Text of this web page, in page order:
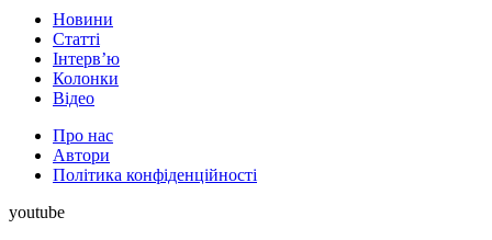
Новини
Статті
Інтерв’ю
Колонки
Відео
Про нас
Автори
Політика конфіденційності
youtube